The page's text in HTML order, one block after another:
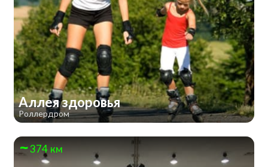
Аллея здоровья
Роллердром
374 км